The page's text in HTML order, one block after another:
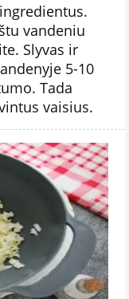
vandeniu
Slyvas ir
5-10
Tada
vaisius.